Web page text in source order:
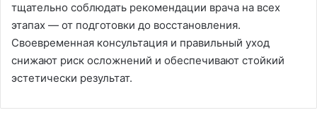
тщательно соблюдать рекомендации врача на всех
этапах — от подготовки до восстановления.
Своевременная консультация и правильный уход
снижают риск осложнений и обеспечивают стойкий
эстетически результат.